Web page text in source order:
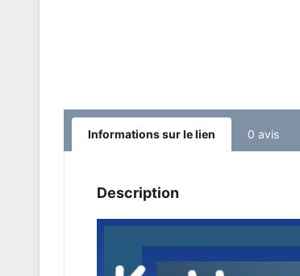
Informations sur le lien 0 avis
Description